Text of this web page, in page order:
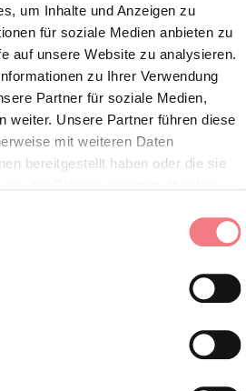
um Inhalte und Anzeigen zu
für soziale Medien anbieten zu
auf unsere Website zu analysieren.
zu Ihrer Verwendung
Partner für soziale Medien,
weiter. Unsere Partner führen diese
mit weiteren Daten
bereitgestellt haben oder die sie
ANMELDEN